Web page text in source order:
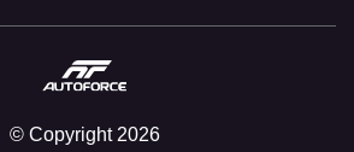
© Copyright 2026